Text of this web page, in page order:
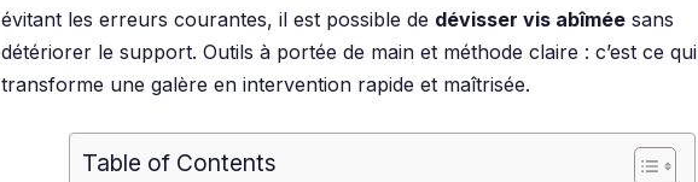
évitant les erreurs courantes, il est possible de dévisser vis abîmée sans
détériorer le support. Outils à portée de main et méthode claire : c’est ce qui
transforme une galère en intervention rapide et maîtrisée.
Table of Contents